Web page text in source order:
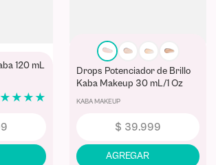
120 mL
★ ★ ★ ★
Drops Potenciador de Brillo
Kaba Makeup 30 mL/1 Oz
KABA MAKEUP
$ 39.999